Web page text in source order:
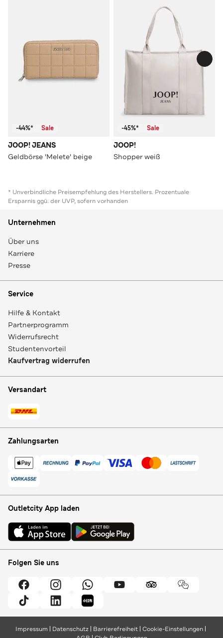
-44%* Sale
JOOP! JEANS
Geldbörse 'Melete' beige
-45%* Sale
JOOP!
Shopper weiß
* Unverbindliche Preisempfehlung des Herstellers. Prozentuale
Ersparnis ggü. der UVP, sofern vorhanden
Unternehmen
Über uns
Karriere
Presse
Service
Hilfe & Kontakt
Partnerprogramm
Widerrufsrecht
Studentenvorteil
Kaufvertrag widerrufen
Versandart
Zahlungsarten
Outletcity App laden
Folgen Sie uns
Impressum Datenschutz Barrierefreiheit Cookie-Einstellungen